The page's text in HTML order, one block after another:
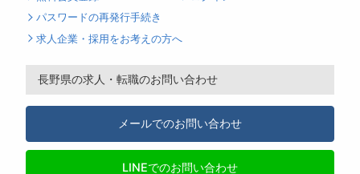
パスワードの再発行手続き
求人企業・採用をお考えの方へ
長野県の求人・転職のお問い合わせ
メールでのお問い合わせ
LINEでのお問い合わせ